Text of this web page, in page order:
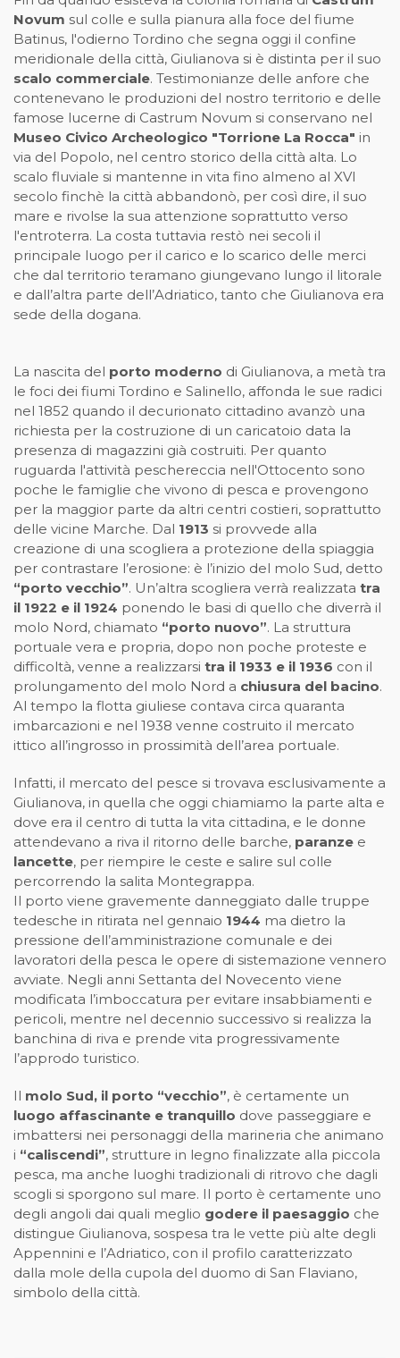
Novum sul colle e sulla pianura alla foce del fiume
Batinus, l'odierno Tordino che segna oggi il confine
meridionale della città, Giulianova si è distinta per il suo
scalo commerciale. Testimonianze delle anfore che
contenevano le produzioni del nostro territorio e delle
famose lucerne di Castrum Novum si conservano nel
Museo Civico Archeologico "Torrione La Rocca" in
via del Popolo, nel centro storico della città alta. Lo
scalo fluviale si mantenne in vita fino almeno al XVI
secolo finchè la città abbandonò, per così dire, il suo
mare e rivolse la sua attenzione soprattutto verso
l'entroterra. La costa tuttavia restò nei secoli il
principale luogo per il carico e lo scarico delle merci
che dal territorio teramano giungevano lungo il litorale
e dall’altra parte dell’Adriatico, tanto che Giulianova era
sede della dogana.
La nascita del porto moderno di Giulianova, a metà tra
le foci dei fiumi Tordino e Salinello, affonda le sue radici
nel 1852 quando il decurionato cittadino avanzò una
richiesta per la costruzione di un caricatoio data la
presenza di magazzini già costruiti. Per quanto
ruguarda l'attività peschereccia nell'Ottocento sono
poche le famiglie che vivono di pesca e provengono
per la maggior parte da altri centri costieri, soprattutto
delle vicine Marche. Dal 1913 si provvede alla
creazione di una scogliera a protezione della spiaggia
per contrastare l’erosione: è l’inizio del molo Sud, detto
“porto vecchio”. Un’altra scogliera verrà realizzata tra
il 1922 e il 1924 ponendo le basi di quello che diverrà il
molo Nord, chiamato “porto nuovo”. La struttura
portuale vera e propria, dopo non poche proteste e
difficoltà, venne a realizzarsi tra il 1933 e il 1936 con il
prolungamento del molo Nord a chiusura del bacino.
Al tempo la flotta giuliese contava circa quaranta
imbarcazioni e nel 1938 venne costruito il mercato
ittico all’ingrosso in prossimità dell’area portuale.
Infatti, il mercato del pesce si trovava esclusivamente a
Giulianova, in quella che oggi chiamiamo la parte alta e
dove era il centro di tutta la vita cittadina, e le donne
attendevano a riva il ritorno delle barche, paranze e
lancette, per riempire le ceste e salire sul colle
percorrendo la salita Montegrappa.
Il porto viene gravemente danneggiato dalle truppe
tedesche in ritirata nel gennaio 1944 ma dietro la
pressione dell’amministrazione comunale e dei
lavoratori della pesca le opere di sistemazione vennero
avviate. Negli anni Settanta del Novecento viene
modificata l’imboccatura per evitare insabbiamenti e
pericoli, mentre nel decennio successivo si realizza la
banchina di riva e prende vita progressivamente
l’approdo turistico.
Il molo Sud, il porto “vecchio”, è certamente un
luogo affascinante e tranquillo dove passeggiare e
imbattersi nei personaggi della marineria che animano
i “caliscendi”, strutture in legno finalizzate alla piccola
pesca, ma anche luoghi tradizionali di ritrovo che dagli
scogli si sporgono sul mare. Il porto è certamente uno
degli angoli dai quali meglio godere il paesaggio che
distingue Giulianova, sospesa tra le vette più alte degli
Appennini e l’Adriatico, con il profilo caratterizzato
dalla mole della cupola del duomo di San Flaviano,
simbolo della città.